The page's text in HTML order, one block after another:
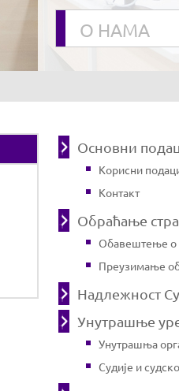
О НАМА
Основни
Корисни
Контакт
Обраћање
Обавештење о
Преузимање
Надлежност
Унутрашње
Унутрашња
Судије и